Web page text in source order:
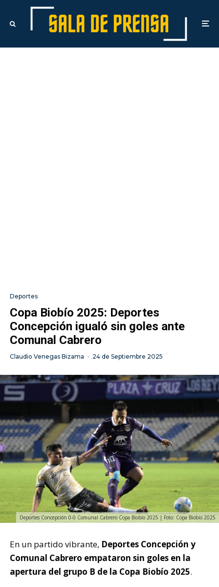
Deportes
Copa Biobío 2025: Deportes
Concepción igualó sin goles ante
Comunal Cabrero
Claudio Venegas Bizama · 24 de Septiembre 2025
Deportes Concepción 0-0 Comunal Cabrero Copa Biobío 2025 | Foto: Copa Biobío 2025
En un partido vibrante, Deportes Concepción y
Comunal Cabrero empataron sin goles en la
apertura del grupo B de la Copa Biobío 2025.